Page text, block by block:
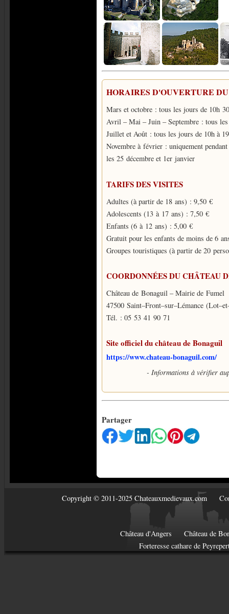
HORAIRES D'OUVERTURE
Mars et octobre : tous les jours de 10h
Avril – Mai – Juin – Septembre : tous
Juillet et Août : tous les jours de 10h à
Novembre à février : uniquement
les 25 décembre et 1er janvier
TARIFS DES VISITES
Adultes (à partir de 18 ans) : 9,50 €
Adolescents (13 à 17 ans) : 7,50 €
Enfants (6 à 12 ans) : 5,00 €
Gratuit pour les enfants de moins de 6
Groupes touristiques (à partir de 20
COORDONNÉES DU CHÂTEAU
Château de Bonaguil – Mairie de Fumel
47500 Saint–Front–sur–Lémance
Tél. : 05 53 41 90 71
Site officiel du château de Bonaguil
https://www.chateau-bonaguil.com/
- Informations à vérifier
Partager
Copyright © 2011-2025 Chateauxmedievaux.com
Château d'Angers
Château de
Forteresse cathare de